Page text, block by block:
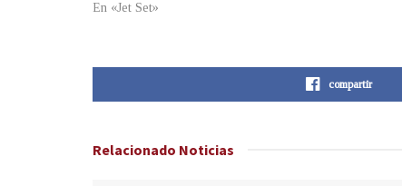
En «Jet Set»
compartir
Relacionado Noticias